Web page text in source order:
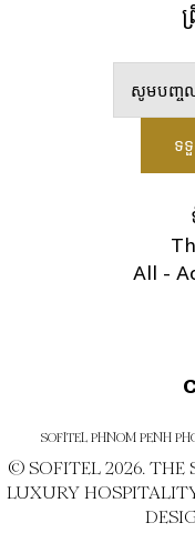
All -
SOFITEL PHNOM PENH
© SOFITEL 2026. THE
LUXURY